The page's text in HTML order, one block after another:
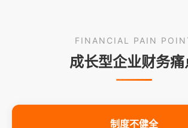
FINANCIAL PAIN
成长型企业财务痛
制度不健全